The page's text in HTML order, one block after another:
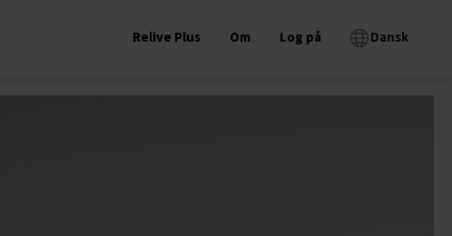
Relive Plus Om Log på Dansk